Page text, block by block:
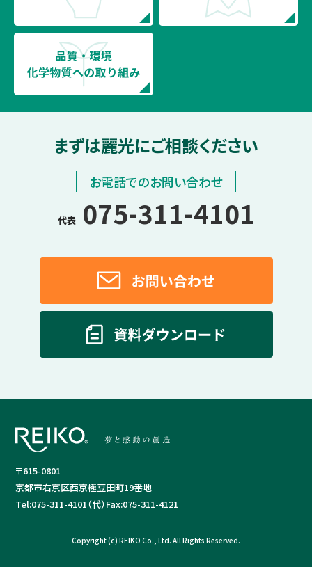
まずは麗光にご相談ください
お電話でのお問い合わせ
代表 075-311-4101
〒615-0801
京都市右京区西京極豆田町19番地
Tel:075-311-4101（代）Fax:075-311-4121
Copyright (c) REIKO Co., Ltd. All Rights Reserved.